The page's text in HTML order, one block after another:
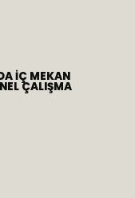
İÇ MEKAN
ÇALIŞMA